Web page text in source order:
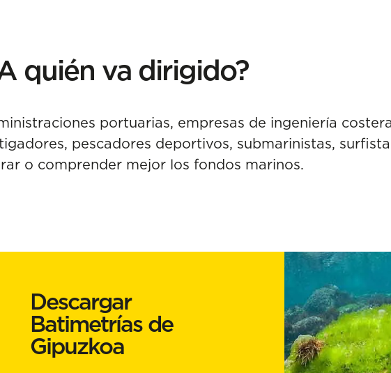
quién va dirigido?
portuarias, empresas de ingeniería
pescadores deportivos, submarinistas,
o comprender mejor los fondos marinos.
Descargar
Batimetrías de
Gipuzkoa